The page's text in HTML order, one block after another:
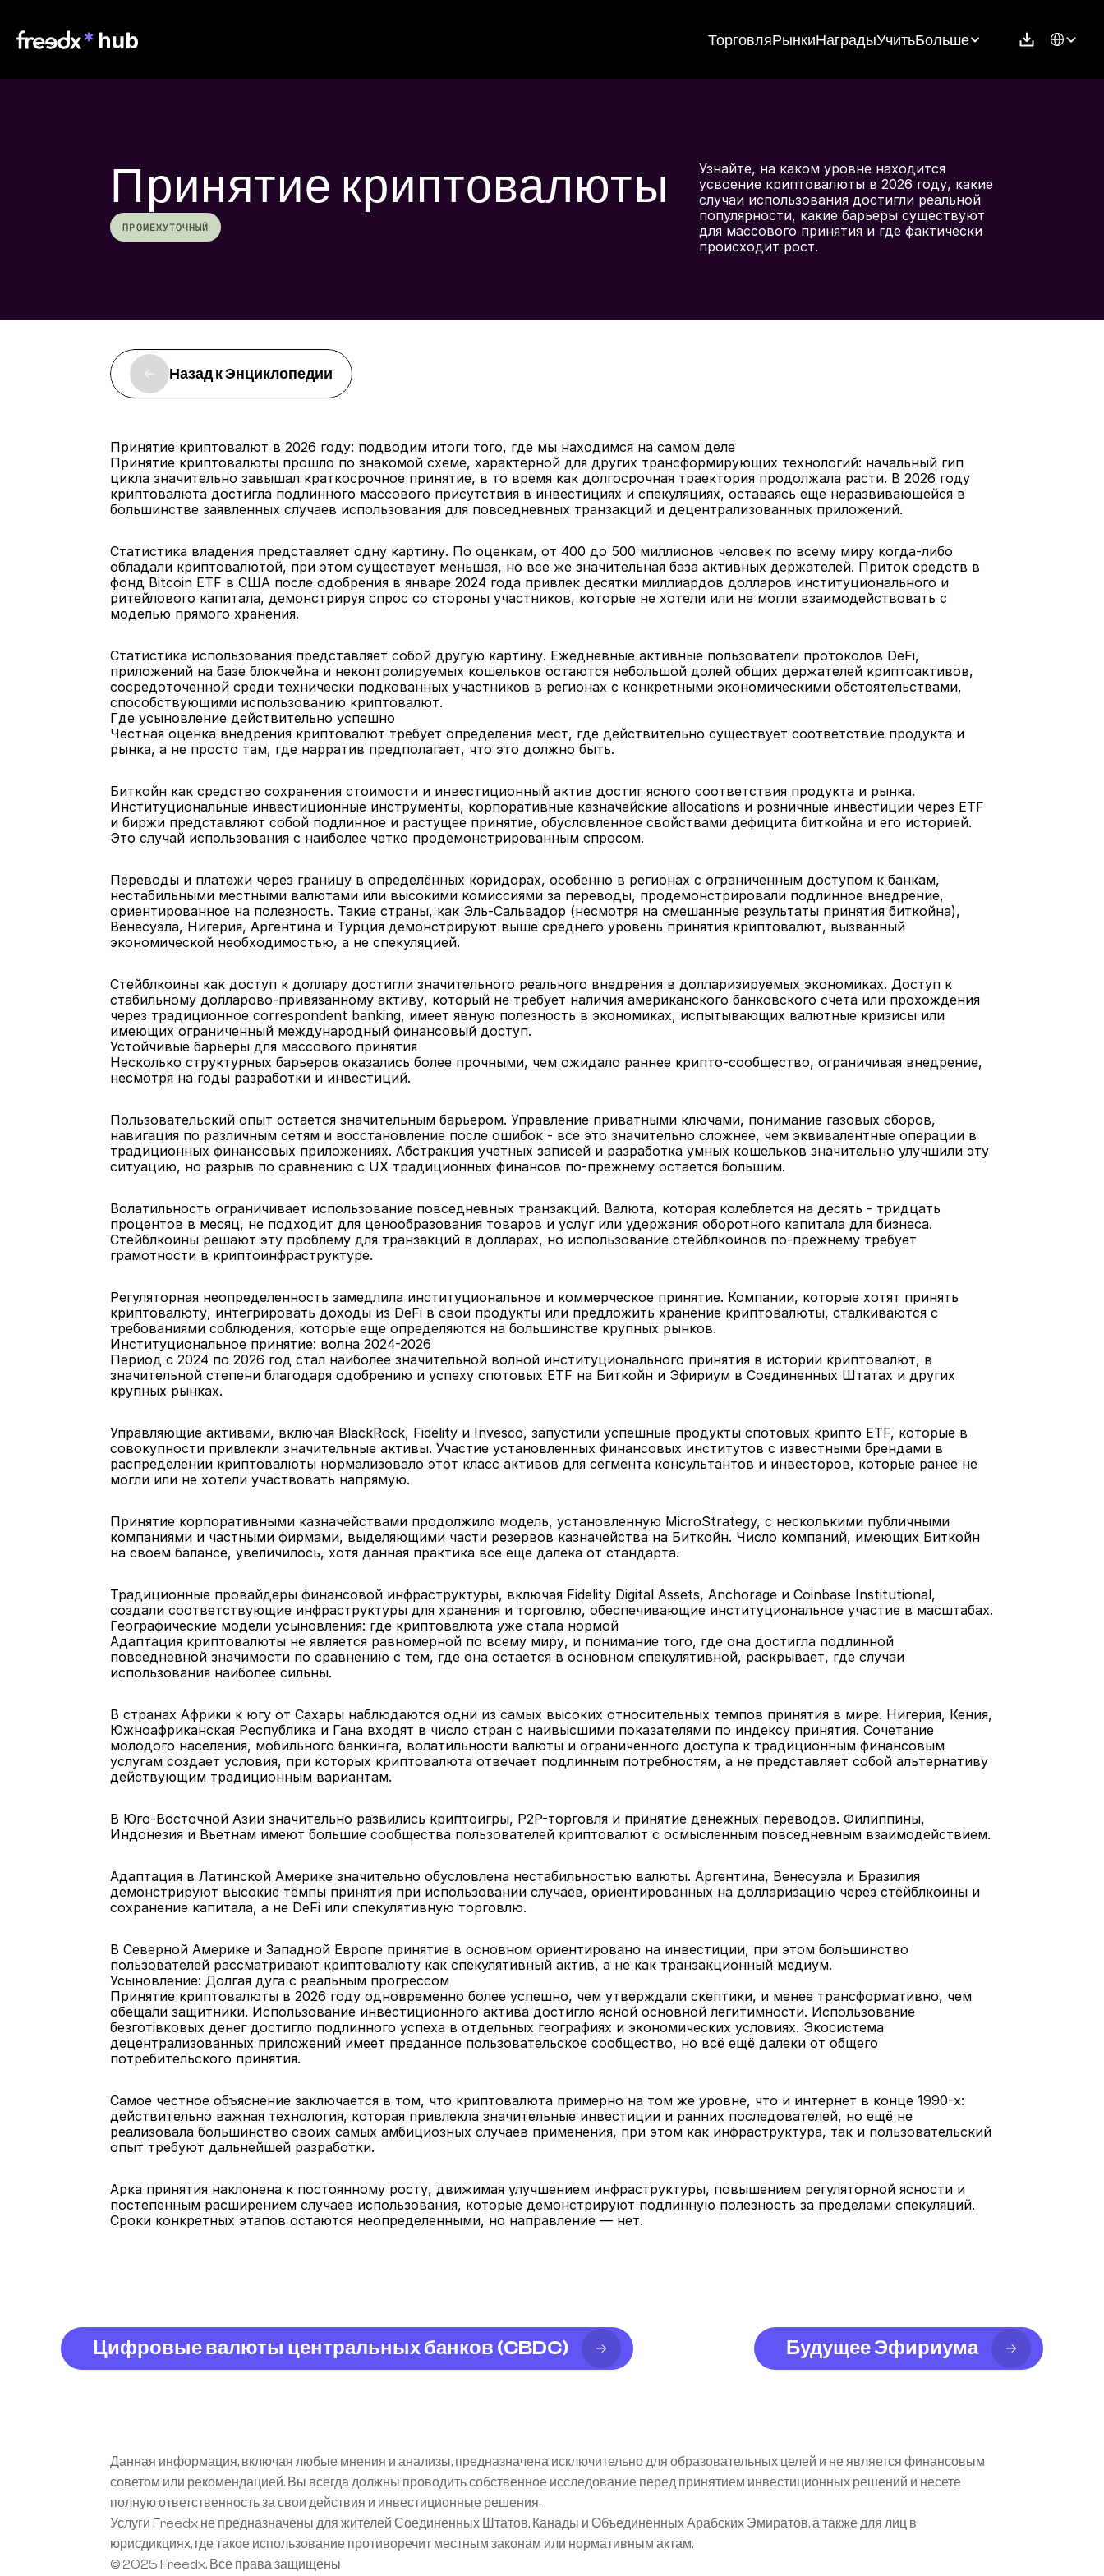
ТорговляРынкиНаградыУчитьБольше Select
Принятие криптовалюты
ПРОМЕЖУТОЧНЫЙ
Узнайте, на каком уровне находится
усвоение криптовалюты в 2026 году, какие
случаи использования достигли реальной
популярности, какие барьеры существуют
для массового принятия и где фактически
происходит рост.
Назад к Энциклопедии
Принятие криптовалют в 2026 году: подводим итоги того, где мы находимся на самом деле
Принятие криптовалюты прошло по знакомой схеме, характерной для других трансформирующих технологий: начальный гип
цикла значительно завышал краткосрочное принятие, в то время как долгосрочная траектория продолжала расти. В 2026 году
криптовалюта достигла подлинного массового присутствия в инвестициях и спекуляциях, оставаясь еще неразвивающейся в
большинстве заявленных случаев использования для повседневных транзакций и децентрализованных приложений.
Статистика владения представляет одну картину. По оценкам, от 400 до 500 миллионов человек по всему миру когда-либо
обладали криптовалютой, при этом существует меньшая, но все же значительная база активных держателей. Приток средств в
фонд Bitcoin ETF в США после одобрения в январе 2024 года привлек десятки миллиардов долларов институционального и
ритейлового капитала, демонстрируя спрос со стороны участников, которые не хотели или не могли взаимодействовать с
моделью прямого хранения.
Статистика использования представляет собой другую картину. Ежедневные активные пользователи протоколов DeFi,
приложений на базе блокчейна и неконтролируемых кошельков остаются небольшой долей общих держателей криптоактивов,
сосредоточенной среди технически подкованных участников в регионах с конкретными экономическими обстоятельствами,
способствующими использованию криптовалют.
Где усыновление действительно успешно
Честная оценка внедрения криптовалют требует определения мест, где действительно существует соответствие продукта и
рынка, а не просто там, где нарратив предполагает, что это должно быть.
Биткойн как средство сохранения стоимости и инвестиционный актив достиг ясного соответствия продукта и рынка.
Институциональные инвестиционные инструменты, корпоративные казначейские allocations и розничные инвестиции через ETF
и биржи представляют собой подлинное и растущее принятие, обусловленное свойствами дефицита биткойна и его историей.
Это случай использования с наиболее четко продемонстрированным спросом.
Переводы и платежи через границу в определённых коридорах, особенно в регионах с ограниченным доступом к банкам,
нестабильными местными валютами или высокими комиссиями за переводы, продемонстрировали подлинное внедрение,
ориентированное на полезность. Такие страны, как Эль-Сальвадор (несмотря на смешанные результаты принятия биткойна),
Венесуэла, Нигерия, Аргентина и Турция демонстрируют выше среднего уровень принятия криптовалют, вызванный
экономической необходимостью, а не спекуляцией.
Стейблкоины как доступ к доллару достигли значительного реального внедрения в долларизируемых экономиках. Доступ к
стабильному долларово-привязанному активу, который не требует наличия американского банковского счета или прохождения
через традиционное correspondent banking, имеет явную полезность в экономиках, испытывающих валютные кризисы или
имеющих ограниченный международный финансовый доступ.
Устойчивые барьеры для массового принятия
Несколько структурных барьеров оказались более прочными, чем ожидало раннее крипто-сообщество, ограничивая внедрение,
несмотря на годы разработки и инвестиций.
Пользовательский опыт остается значительным барьером. Управление приватными ключами, понимание газовых сборов,
навигация по различным сетям и восстановление после ошибок - все это значительно сложнее, чем эквивалентные операции в
традиционных финансовых приложениях. Абстракция учетных записей и разработка умных кошельков значительно улучшили эту
ситуацию, но разрыв по сравнению с UX традиционных финансов по-прежнему остается большим.
Волатильность ограничивает использование повседневных транзакций. Валюта, которая колеблется на десять - тридцать
процентов в месяц, не подходит для ценообразования товаров и услуг или удержания оборотного капитала для бизнеса.
Стейблкоины решают эту проблему для транзакций в долларах, но использование стейблкоинов по-прежнему требует
грамотности в криптоинфраструктуре.
Регуляторная неопределенность замедлила институциональное и коммерческое принятие. Компании, которые хотят принять
криптовалюту, интегрировать доходы из DeFi в свои продукты или предложить хранение криптовалюты, сталкиваются с
требованиями соблюдения, которые еще определяются на большинстве крупных рынков.
Институциональное принятие: волна 2024-2026
Период с 2024 по 2026 год стал наиболее значительной волной институционального принятия в истории криптовалют, в
значительной степени благодаря одобрению и успеху спотовых ETF на Биткойн и Эфириум в Соединенных Штатах и других
крупных рынках.
Управляющие активами, включая BlackRock, Fidelity и Invesco, запустили успешные продукты спотовых крипто ETF, которые в
совокупности привлекли значительные активы. Участие установленных финансовых институтов с известными брендами в
распределении криптовалюты нормализовало этот класс активов для сегмента консультантов и инвесторов, которые ранее не
могли или не хотели участвовать напрямую.
Принятие корпоративными казначействами продолжило модель, установленную MicroStrategy, с несколькими публичными
компаниями и частными фирмами, выделяющими части резервов казначейства на Биткойн. Число компаний, имеющих Биткойн
на своем балансе, увеличилось, хотя данная практика все еще далека от стандарта.
Традиционные провайдеры финансовой инфраструктуры, включая Fidelity Digital Assets, Anchorage и Coinbase Institutional,
создали соответствующие инфраструктуры для хранения и торговлю, обеспечивающие институциональное участие в масштабах.
Географические модели усыновления: где криптовалюта уже стала нормой
Адаптация криптовалюты не является равномерной по всему миру, и понимание того, где она достигла подлинной
повседневной значимости по сравнению с тем, где она остается в основном спекулятивной, раскрывает, где случаи
использования наиболее сильны.
В странах Африки к югу от Сахары наблюдаются одни из самых высоких относительных темпов принятия в мире. Нигерия, Кения,
Южноафриканская Республика и Гана входят в число стран с наивысшими показателями по индексу принятия. Сочетание
молодого населения, мобильного банкинга, волатильности валюты и ограниченного доступа к традиционным финансовым
услугам создает условия, при которых криптовалюта отвечает подлинным потребностям, а не представляет собой альтернативу
действующим традиционным вариантам.
В Юго-Восточной Азии значительно развились криптоигры, P2P-торговля и принятие денежных переводов. Филиппины,
Индонезия и Вьетнам имеют большие сообщества пользователей криптовалют с осмысленным повседневным взаимодействием.
Адаптация в Латинской Америке значительно обусловлена нестабильностью валюты. Аргентина, Венесуэла и Бразилия
демонстрируют высокие темпы принятия при использовании случаев, ориентированных на долларизацию через стейблкоины и
сохранение капитала, а не DeFi или спекулятивную торговлю.
В Северной Америке и Западной Европе принятие в основном ориентировано на инвестиции, при этом большинство
пользователей рассматривают криптовалюту как спекулятивный актив, а не как транзакционный медиум.
Усыновление: Долгая дуга с реальным прогрессом
Принятие криптовалюты в 2026 году одновременно более успешно, чем утверждали скептики, и менее трансформативно, чем
обещали защитники. Использование инвестиционного актива достигло ясной основной легитимности. Использование
безготівковых денег достигло подлинного успеха в отдельных географиях и экономических условиях. Экосистема
децентрализованных приложений имеет преданное пользовательское сообщество, но всё ещё далеки от общего
потребительского принятия.
Самое честное объяснение заключается в том, что криптовалюта примерно на том же уровне, что и интернет в конце 1990-х:
действительно важная технология, которая привлекла значительные инвестиции и ранних последователей, но ещё не
реализовала большинство своих самых амбициозных случаев применения, при этом как инфраструктура, так и пользовательский
опыт требуют дальнейшей разработки.
Арка принятия наклонена к постоянному росту, движимая улучшением инфраструктуры, повышением регуляторной ясности и
постепенным расширением случаев использования, которые демонстрируют подлинную полезность за пределами спекуляций.
Сроки конкретных этапов остаются неопределенными, но направление — нет.
Цифровые валюты центральных банков (CBDC) Будущее Эфириума
Данная информация, включая любые мнения и анализы, предназначена исключительно для образовательных целей и не является финансовым
советом или рекомендацией. Вы всегда должны проводить собственное исследование перед принятием инвестиционных решений и несете
полную ответственность за свои действия и инвестиционные решения.
Услуги Freedx не предназначены для жителей Соединенных Штатов, Канады и Объединенных Арабских Эмиратов, а также для лиц в
юрисдикциях, где такое использование противоречит местным законам или нормативным актам.
© 2025 Freedx, Все права защищены